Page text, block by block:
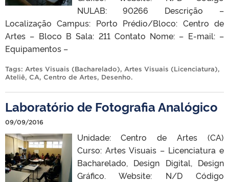
NULAB: 90266 Descrição –
Localização Campus: Porto Prédio/Bloco: Centro de
Artes – Bloco B Sala: 211 Contato Nome: – E-mail: –
Equipamentos –
Tags: Artes Visuais (Bacharelado), Artes Visuais (Licenciatura),
Ateliê, CA, Centro de Artes, Desenho.
Laboratório de Fotografia Analógico
09/09/2016
Unidade: Centro de Artes (CA)
Curso: Artes Visuais – Licenciatura e
Bacharelado, Design Digital, Design
Gráfico. Website: N/D Código